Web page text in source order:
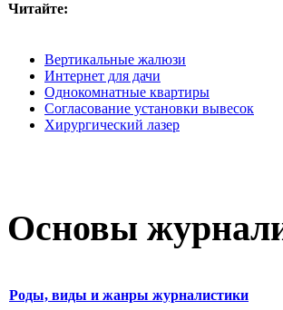
Читайте:
Вертикальные жалюзи
Интернет для дачи
Однокомнатные квартиры
Согласование установки вывесок
Хирургический лазер
Основы
Роды, виды и жанры журналистики